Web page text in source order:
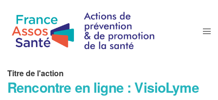
Titre de l'action
Rencontre en ligne : VisioLyme